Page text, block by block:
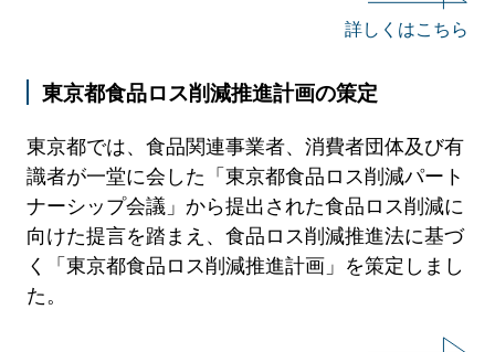
詳しくはこちら
東京都食品ロス削減推進計画の策定
東京都では、食品関連事業者、消費者団体及び有
識者が一堂に会した「東京都食品ロス削減パート
ナーシップ会議」から提出された食品ロス削減に
向けた提言を踏まえ、食品ロス削減推進法に基づ
く「東京都食品ロス削減推進計画」を策定しまし
た。